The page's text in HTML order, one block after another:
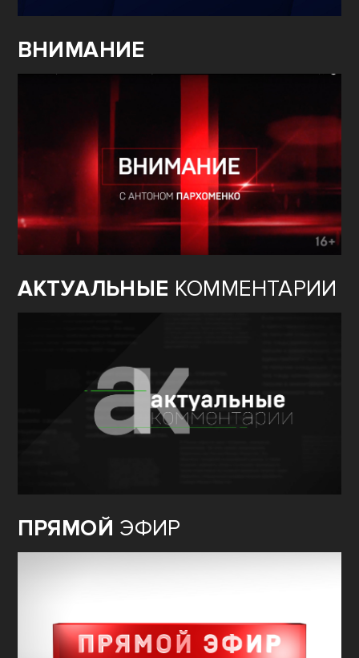
ВНИМАНИЕ
АКТУАЛЬНЫЕ КОММЕНТАРИИ
ПРЯМОЙ ЭФИР